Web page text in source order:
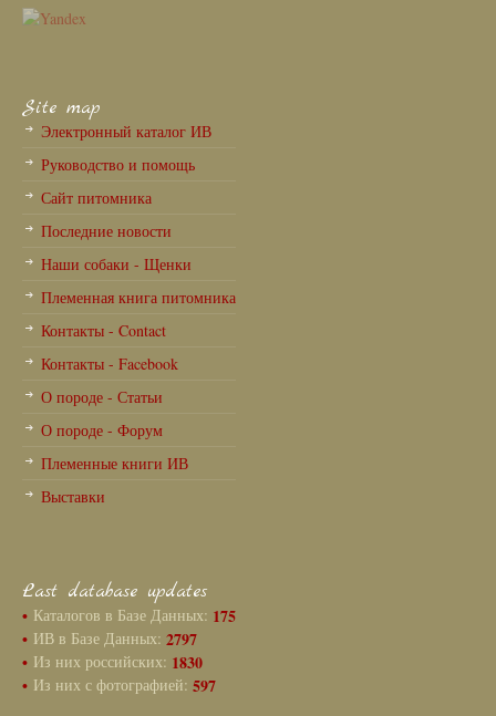
Site map
Электронный каталог ИВ
Руководство и помощь
Сайт питомника
Последние новости
Наши собаки - Щенки
Племенная книга питомника
Контакты - Contact
Контакты - Facebook
О породе - Статьи
О породе - Форум
Племенные книги ИВ
Выставки
Last database updates
• Каталогов в Базе Данных: 175
• ИВ в Базе Данных: 2797
• Из них российских: 1830
• Из них с фотографией: 597